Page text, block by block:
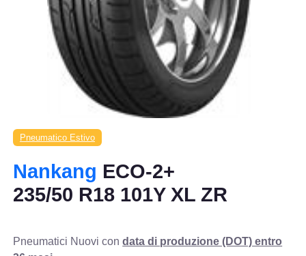
Pneumatico Estivo
Nankang ECO-2+
235/50 R18 101Y XL ZR
Pneumatici Nuovi condata di produzione (DOT) entro